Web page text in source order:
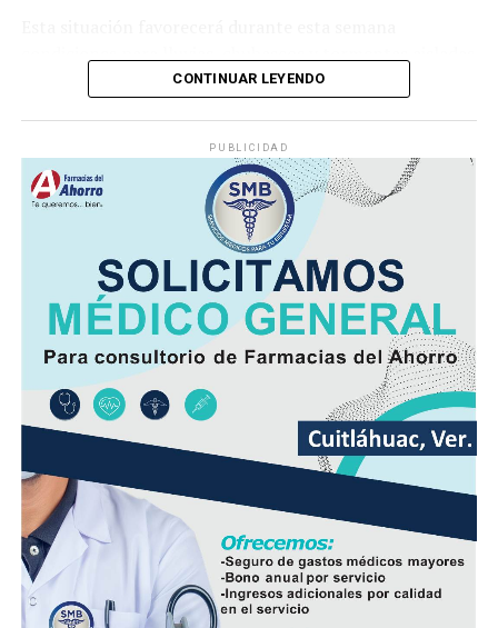
generalmente matutinas y nocturnas en zonas de costas
Las lluvias que se logren acumular en los siguientes siete
días podrían catalogarse dentro o ligeramente por
debajo de lo que normalmente llueve en gran parte de la
entidad y ligeramente por arriba de lo normal en áreas
de la zona sur.
En las siguientes 24 a 48 horas, se espera desarrollo de
nubosidad con lluvias y tormentas matutinas en el
litoral, condiciones que se extenderán por la tarde y
noche a regiones de montaña.
Las lluvias se estiman acumulados de 5 a 20 milímetros
por metro cuadrado (mm) y máximos de hasta 30 mm en
cuencas del sur y en zonas de montañas y; temperaturas
diurnas serán altas y el ambiente cálido, pero fresco por
la noche.
El viento será del Sureste, Este y Noreste de 20 a 35
CONTINUAR LEYENDO
PUBLICIDAD